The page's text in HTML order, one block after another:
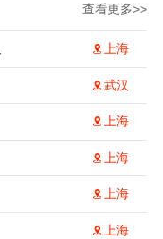
查看更多>>
上海
武汉
上海
上海
上海
上海